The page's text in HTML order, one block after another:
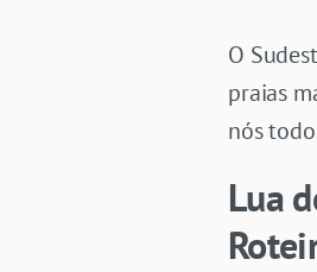
O
praias
nós
Lua